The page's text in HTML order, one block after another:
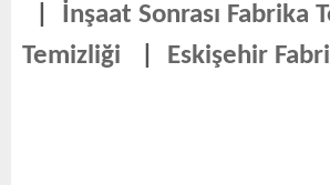
İnşaat Sonrası Fabrika
Temizliği
Eskişehir